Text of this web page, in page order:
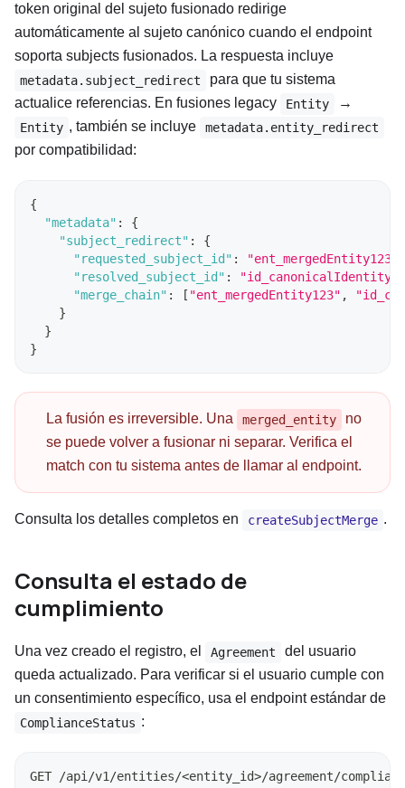
token original del sujeto fusionado redirige
automáticamente al sujeto canónico cuando el endpoint
soporta subjects fusionados. La respuesta incluye
metadata.subject_redirect
para que tu sistema
actualice referencias. En fusiones legacy
Entity →
Entity , también se incluye metadata.entity_redirect
por compatibilidad:
{
"metadata" :
{
"subject_redirect" :
{
"requested_subject_id" : "ent_mergedEntity123"
"resolved_subject_id" :
"merge_chain" : [ "ent_mergedEntity123" ,
}
}
}
La fusión es irreversible. Una merged_entity
no
se puede volver a fusionar ni separar. Verifica el
match con tu sistema antes de llamar al endpoint.
Consulta los detalles completos en createSubjectMerge .
Consulta el estado de
cumplimiento
Una vez creado el registro, el Agreement
del usuario
queda actualizado. Para verificar si el usuario cumple con
un consentimiento específico, usa el endpoint estándar de
ComplianceStatus :
GET /api/v1/entities/<entity_id>/agreement/